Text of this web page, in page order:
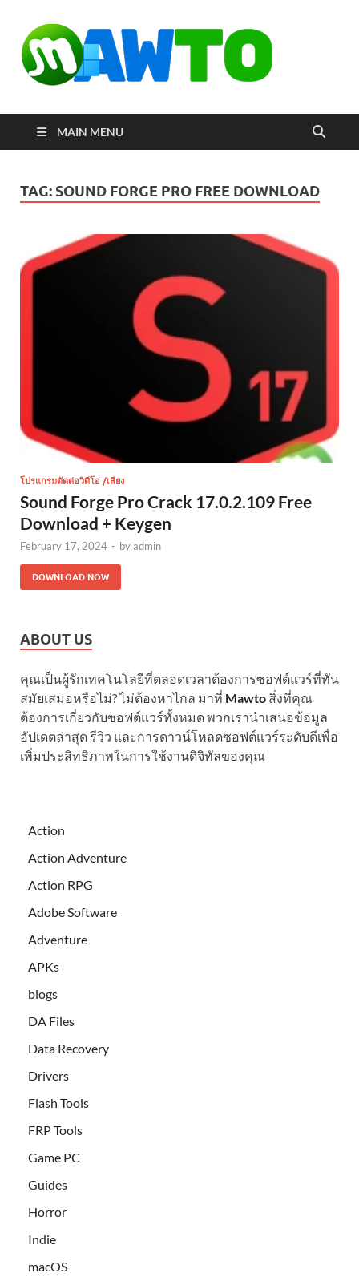
ครอบลิงค์
MAIN MENU
TAG: SOUND FORGE PRO FREE DOWNLOAD
โปรแกรมตัดต่อวิดีโอ /เสียง
Sound Forge Pro Crack 17.0.2.109 Free
Download + Keygen
February 17, 2024 - byadmin
DOWNLOAD NOW
ABOUT US
คุณเป็นผู้รักเทคโนโลยีที่ตลอดเวลาต้องการซอฟต์แวร์ที่ทัน
สมัยเสมอหรือไม่? ไม่ต้องหาไกล มาที่ Mawto สิ่งที่คุณ
ต้องการเกี่ยวกับซอฟต์แวร์ทั้งหมด พวกเรานำเสนอข้อมูล
อัปเดตล่าสุด รีวิว และการดาวน์โหลดซอฟต์แวร์ระดับดีเพื่อ
เพิ่มประสิทธิภาพในการใช้งานดิจิทัลของคุณ
Action
Action Adventure
Action RPG
Adobe Software
Adventure
APKs
blogs
DA Files
Data Recovery
Drivers
Flash Tools
FRP Tools
Game PC
Guides
Horror
Indie
macOS